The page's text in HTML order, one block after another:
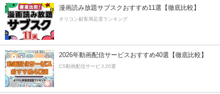
漫画読み放題サブスクおすすめ11選【徹底比較】
オリコン顧客満足度ランキング
2026年動画配信サービスおすすめ40選【徹底比較】
CS動画配信サービス20選